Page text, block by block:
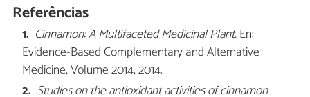
Referências
Cinnamon: A Multifaceted Medicinal Plant.En:
Evidence-Based Complementary and Alternative
Medicine, Volume 2014, 2014.
Studies on the antioxidant activities of cinnamon